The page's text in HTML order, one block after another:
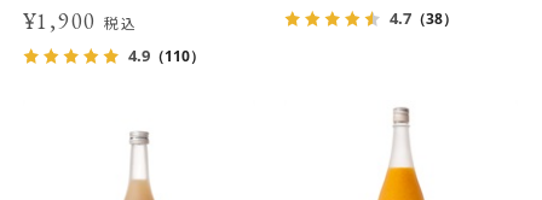
¥1,900税込
4.9（110）
4.7 （38）